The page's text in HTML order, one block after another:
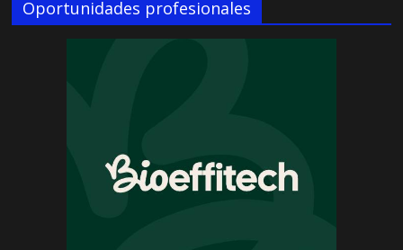
Oportunidades profesionales